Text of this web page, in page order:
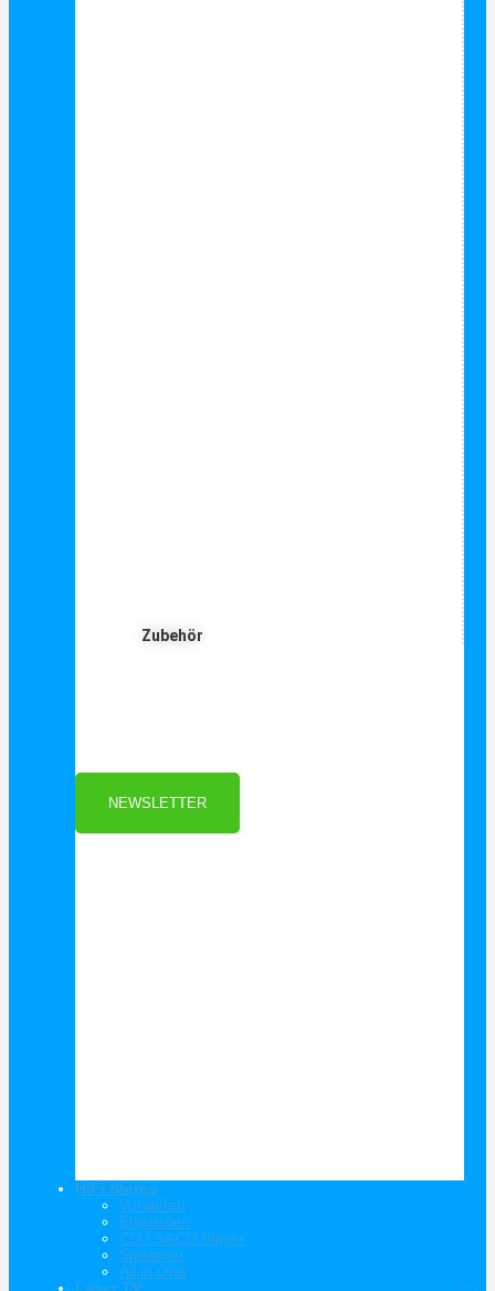
Zubehör
Als Danke schön für Ihre Anmeldung
NEWSLETTER
HiFi Stereo
Vorstufen
Endstufen
CD / SACD Player
Streamer
All in One